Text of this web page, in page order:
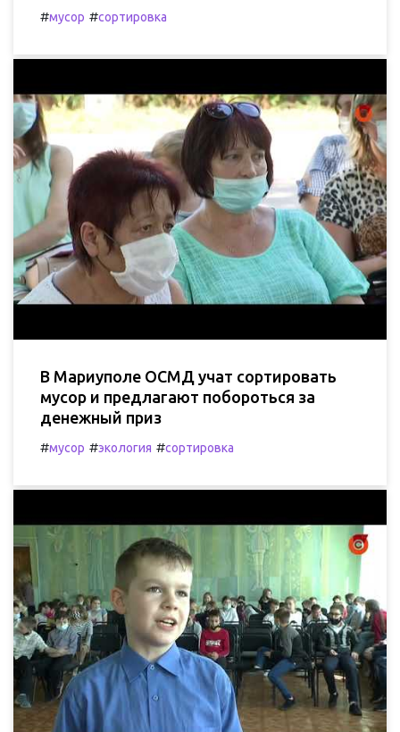
#мусор #сортировка
В Мариуполе ОСМД учат сортировать
мусор и предлагают побороться за
денежный приз
#мусор #экология #сортировка